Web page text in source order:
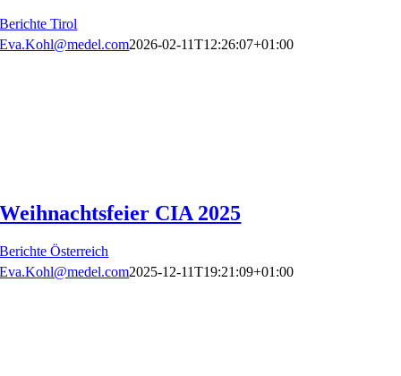
Berichte Tirol
Eva.Kohl@medel.com2026-02-11T12:26:07+01:00
Weihnachtsfeier CIA 2025
Berichte Österreich
Eva.Kohl@medel.com2025-12-11T19:21:09+01:00